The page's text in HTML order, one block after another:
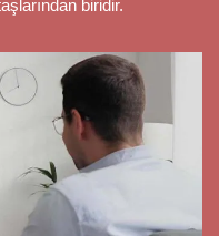
biridir.